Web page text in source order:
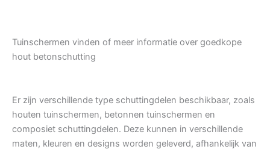
Tuinschermen vinden of meer informatie over goedkope
hout betonschutting
Er zijn verschillende type schuttingdelen beschikbaar, zoals
houten tuinschermen, betonnen tuinschermen en
composiet schuttingdelen. Deze kunnen in verschillende
maten, kleuren en designs worden geleverd, afhankelijk van